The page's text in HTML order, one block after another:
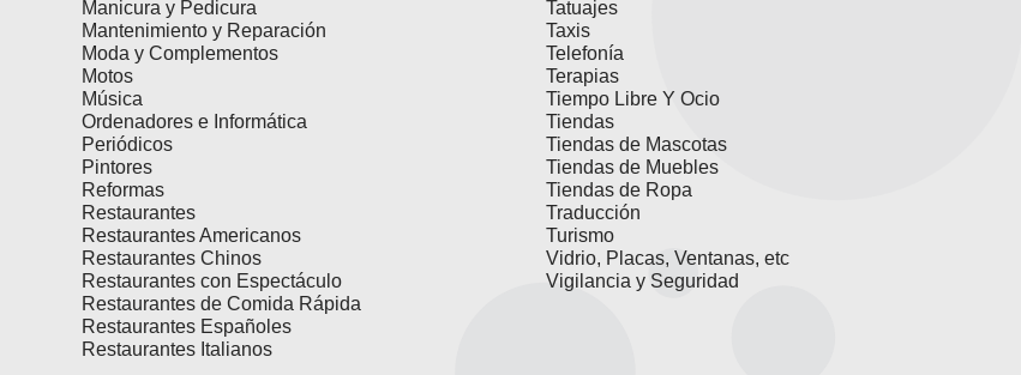
Manicura y Pedicura
Mantenimiento y Reparación
Moda y Complementos
Motos
Música
Ordenadores e Informática
Periódicos
Pintores
Reformas
Restaurantes
Restaurantes Americanos
Restaurantes Chinos
Restaurantes con Espectáculo
Restaurantes de Comida Rápida
Restaurantes Españoles
Restaurantes Italianos
Tatuajes
Taxis
Telefonía
Terapias
Tiempo Libre Y Ocio
Tiendas
Tiendas de Mascotas
Tiendas de Muebles
Tiendas de Ropa
Traducción
Turismo
Vidrio, Placas, Ventanas, etc
Vigilancia y Seguridad